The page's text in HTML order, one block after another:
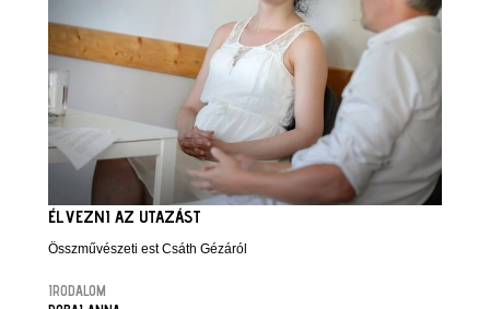
ÉLVEZNI AZ UTAZÁST
Összművészeti est Csáth Gézáról
IRODALOM